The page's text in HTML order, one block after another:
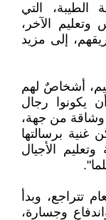
الطيبة، التي
وتعليم الآخر،
إلى مزيد
أشخاصٌ لهم
يكونوا رجال
وشاقة من جهة،
برسالتها
الأجيال
تتراجع، وبدأ
وجسارة،